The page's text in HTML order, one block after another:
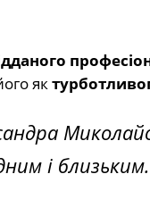
як
і